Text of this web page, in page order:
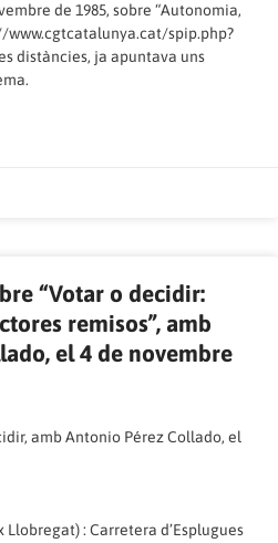
de 1985, sobre “Autonomia,
www.cgtcatalunya.cat/spip.php?
distàncies, ja apuntava uns
“Votar o decidir:
remisos”, amb
el 4 de novembre
amb Antonio Pérez Collado, el
Llobregat) : Carretera d’Esplugues